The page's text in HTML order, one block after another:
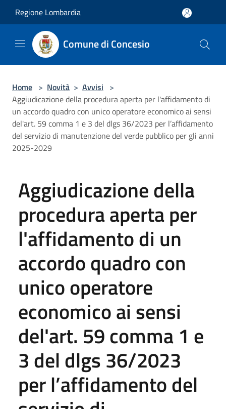
Regione Lombardia
Comune di Concesio
Home > Novità > Avvisi >
Aggiudicazione della procedura aperta per l'affidamento di
un accordo quadro con unico operatore economico ai sensi
del'art. 59 comma 1 e 3 del dlgs 36/2023 per l’affidamento
del servizio di manutenzione del verde pubblico per gli anni
2025-2029
Aggiudicazione della
procedura aperta per
l'affidamento di un
accordo quadro con
unico operatore
economico ai sensi
del'art. 59 comma 1 e
3 del dlgs 36/2023
per l’affidamento del